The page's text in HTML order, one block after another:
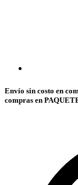
Envío sin costo en
compras en